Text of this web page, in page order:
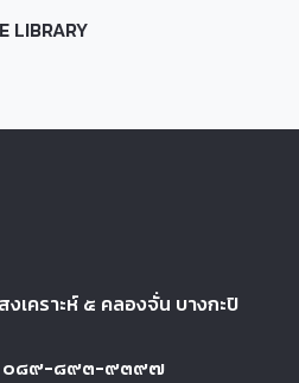
LIBRARY
เคราะห์ ๕ คลองจั่น บางกะปิ
๐๘๙-๘๙๓-๙๓๙๗